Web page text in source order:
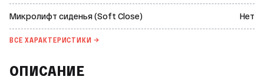
Микролифт сиденья (Soft Close) Нет
ВСЕ ХАРАКТЕРИСТИКИ →
ОПИСАНИЕ